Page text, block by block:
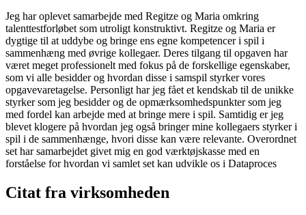
Jeg har oplevet samarbejde med Regitze og Maria omkring
talenttestforløbet som utroligt konstruktivt. Regitze og Maria er
dygtige til at uddybe og bringe ens egne kompetencer i spil i
sammenhæng med øvrige kollegaer. Deres tilgang til opgaven har
været meget professionelt med fokus på de forskellige egenskaber,
som vi alle besidder og hvordan disse i samspil styrker vores
opgavevaretagelse. Personligt har jeg fået et kendskab til de unikke
styrker som jeg besidder og de opmærksomhedspunkter som jeg
med fordel kan arbejde med at bringe mere i spil. Samtidig er jeg
blevet klogere på hvordan jeg også bringer mine kollegaers styrker i
spil i de sammenhænge, hvori disse kan være relevante. Overordnet
set har samarbejdet givet mig en god værktøjskasse med en
forståelse for hvordan vi samlet set kan udvikle os i Dataproces
Citat fra virksomheden